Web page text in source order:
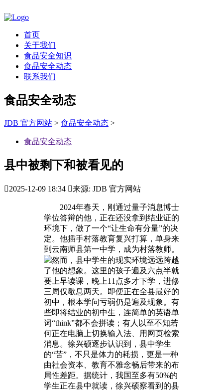
首页
关于我们
食品安全知识
食品安全动态
联系我们
食品安全动态
JDB 官方网站 > 食品安全动态 >
食品安全动态
县中被剩下和被看见的
2025-12-09 18:34 来源: JDB 官方网站
2024年春天，刚通过量子消息博士
学位答辩的他，正在还没拿到结业证的
环境下，做了一个“让生命有分量”的决
定。他插手村落教育复兴打算，单身来
到云南师县第一中学，成为村落教师。
然而，县中学生的现实环境远远跨越
了他的想象。这里的孩子遍及六点半就
要上早读课，晚上11点多才下学，进修
三周仅歇息两天。即便正在全县最好的
初中，根本学问亏弱仍是遍及现象。有
些即将结业的初中生，连简单的英语单
词“think”都不会拼读；有人以至不知若
何正在电脑上切换输入法、用网页检索
消息。徐兴硕逐步认识到，县中学生
的“苦”，不只是体力的耗损，更是一种
由社会资本、教育不雅念畅后带来的布
局性差距。据统计，我国至多有50%的
学生正在县中就读，徐兴硕察看到的县